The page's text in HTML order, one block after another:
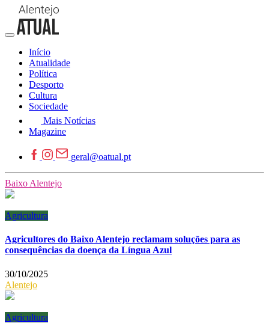
Início
Atualidade
Política
Desporto
Cultura
Sociedade
Mais Notícias
Magazine
geral@oatual.pt
Baixo Alentejo
Agricultura
Agricultores do Baixo Alentejo reclamam soluções para as
consequências da doença da Língua Azul
30/10/2025
Alentejo
Agricultura